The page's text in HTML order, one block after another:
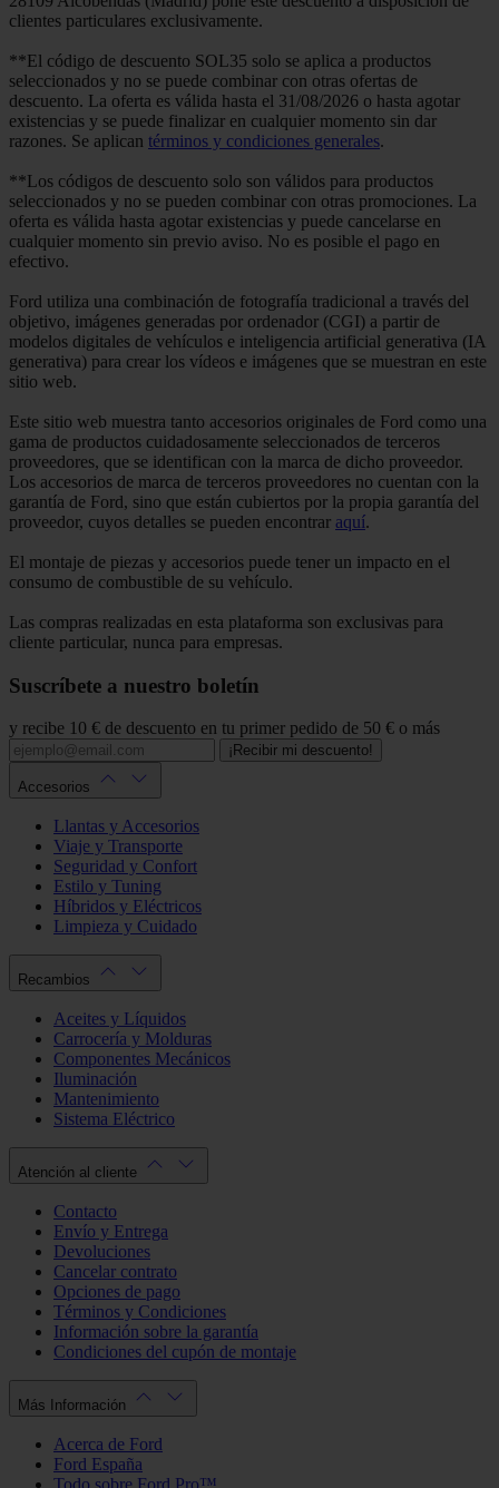
clientes particulares exclusivamente.
**El código de descuento SOL35 solo se aplica a productos
seleccionados y no se puede combinar con otras ofertas de
descuento. La oferta es válida hasta el 31/08/2026 o hasta agotar
existencias y se puede finalizar en cualquier momento sin dar
razones. Se aplican términos y condiciones generales.
**Los códigos de descuento solo son válidos para productos
seleccionados y no se pueden combinar con otras promociones. La
oferta es válida hasta agotar existencias y puede cancelarse en
cualquier momento sin previo aviso. No es posible el pago en
efectivo.
Ford utiliza una combinación de fotografía tradicional a través del
objetivo, imágenes generadas por ordenador (CGI) a partir de
modelos digitales de vehículos e inteligencia artificial generativa (IA
generativa) para crear los vídeos e imágenes que se muestran en este
sitio web.
Este sitio web muestra tanto accesorios originales de Ford como una
gama de productos cuidadosamente seleccionados de terceros
proveedores, que se identifican con la marca de dicho proveedor.
Los accesorios de marca de terceros proveedores no cuentan con la
garantía de Ford, sino que están cubiertos por la propia garantía del
proveedor, cuyos detalles se pueden encontrar aquí.
El montaje de piezas y accesorios puede tener un impacto en el
consumo de combustible de su vehículo.
Las compras realizadas en esta plataforma son exclusivas para
cliente particular, nunca para empresas.
Suscríbete a nuestro boletín
y recibe 10 € de descuento en tu primer pedido de 50 € o más
¡Recibir mi descuento!
Accesorios
Llantas y Accesorios
Viaje y Transporte
Seguridad y Confort
Estilo y Tuning
Híbridos y Eléctricos
Limpieza y Cuidado
Recambios
Aceites y Líquidos
Carrocería y Molduras
Componentes Mecánicos
Iluminación
Mantenimiento
Sistema Eléctrico
Atención al cliente
Contacto
Envío y Entrega
Devoluciones
Cancelar contrato
Opciones de pago
Términos y Condiciones
Información sobre la garantía
Condiciones del cupón de montaje
Más Información
Acerca de Ford
Ford España